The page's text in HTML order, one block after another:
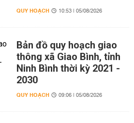
QUY HOẠCH 10:53 | 05/08/2026
Bản đồ quy hoạch giao
thông xã Giao Bình, tỉnh
Ninh Bình thời kỳ 2021 -
2030
QUY HOẠCH 09:06 | 05/08/2026